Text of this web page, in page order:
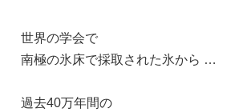
世界の学会で
南極の氷床で採取された氷から …
過去40万年間の